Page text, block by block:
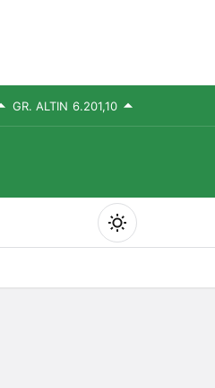
GR. ALTIN 6.201,10
Mod
değiştir